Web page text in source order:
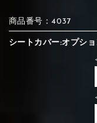
⑬Light gray
⑩White
⑩Brown
⑩Brown
商品番号：4037
シートカバー:オプシ